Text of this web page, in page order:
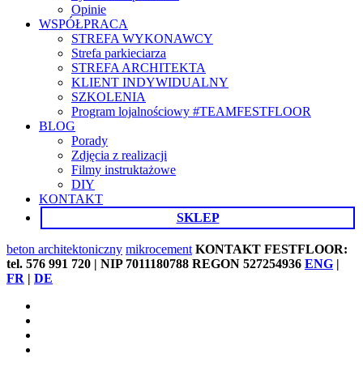
Opinie
WSPÓŁPRACA
STREFA WYKONAWCY
Strefa parkieciarza
STREFA ARCHITEKTA
KLIENT INDYWIDUALNY
SZKOLENIA
Program lojalnościowy #TEAMFESTFLOOR
BLOG
Porady
Zdjęcia z realizacji
Filmy instruktażowe
DIY
KONTAKT
SKLEP
beton architektoniczny mikrocement KONTAKT FESTFLOOR:
tel. 576 991 720 | NIP 7011180788 REGON 527254936 ENG |
FR | DE